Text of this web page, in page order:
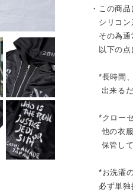
・この商
シリコン
その為通
以下の点
*長時間
出来るだ
*クロー
他の衣服
保管して
*お洗濯
必ず単独